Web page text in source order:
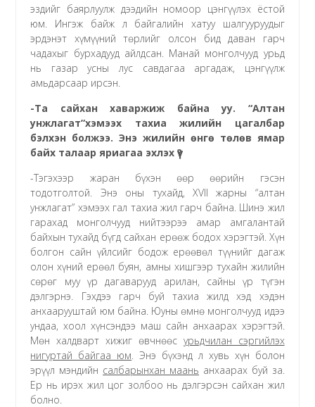
эздийг баярлуулж дээдийн номоор цэнгүүлэх ёстой
юм. Ингэж байж л байгалийн хатуу шалгууруудыг
эрдэнэт хүмүүний төрлийг олсон бид даван гарч
чадахыг бурхадууд айлдсан. Манай монголчууд урьд
нь газар усны лус савдагаа аргадаж, цэнгүүлж
амьдарсаар ирсэн.
-Та сайхан хаваржиж байна уу. “Алтан
унжлагат”хэмээх тахиа жилийн цагалбар
бэлхэн болжээ. Энэ жилийн өнгө төлөв ямар
байх талаар яриагаа эхлэх үү?
-Тэгэхээр жаран бүхэн өөр өөрийн гэсэн
тодотголтой. Энэ оны тухайд, ХVII жарны “алтан
унжлагат” хэмээх гал тахиа жил гарч байна. Шинэ жил
гарахад монголчууд нийтээрээ амар амгалантай
байхын тухайд бүгд сайхан ерөөж бодох хэрэгтэй. Хүн
болгон сайн үйлсийг бодож ерөөвөл түүнийг дагаж
олон хүний ерөөл буян, амны хишгээр тухайн жилийн
сөрөг муу үр дагаварууд арилан, сайны үр түгэн
дэлгэрнэ. Гэхдээ гарч буй тахиа жилд хэд хэдэн
анхаарууштай юм байна. Юуны өмнө монголчууд идээ
ундаа, хоол хүнсэндээ маш сайн анхаарах хэрэгтэй.
Мөн халдварт хижиг өвчнөөс урьдчилан сэргийлэх
нигуртай байгаа юм . Энэ бүхэнд л хувь хүн болон
эрүүл мэндийн салбарынхан маань анхаарах буй за.
Ер нь ирэх жил цог золбоо нь дэлгэрсэн сайхан жил
болно.